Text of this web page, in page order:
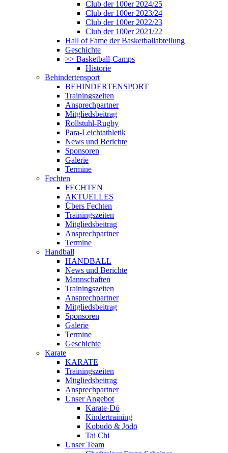
Club der 100er 2024/25
Club der 100er 2023/24
Club der 100er 2022/23
Club der 100er 2021/22
Hall of Fame der Basketballabteilung
Geschichte
>> Basketball-Camps
Historie
Behindertensport
BEHINDERTENSPORT
Trainingszeiten
Ansprechpartner
Mitgliedsbeitrag
Rollstuhl-Rugby
Para-Leichtathletik
News und Berichte
Sponsoren
Galerie
Termine
Fechten
FECHTEN
AKTUELLES
Übers Fechten
Trainingszeiten
Mitgliedsbeitrag
Ansprechpartner
Termine
Handball
HANDBALL
News und Berichte
Mannschaften
Trainingszeiten
Ansprechpartner
Mitgliedsbeitrag
Sponsoren
Galerie
Termine
Geschichte
Karate
KARATE
Trainingszeiten
Mitgliedsbeitrag
Ansprechpartner
Unser Angebot
Karate-Dō
Kindertraining
Kobudō & Jōdō
Tai Chi
Unser Team